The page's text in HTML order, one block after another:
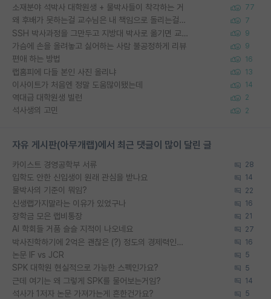
소재분야 석박사 대학원생 + 물박사들이 착각하는 거 77
왜 후배가 못하는걸 교수님은 내 책임으로 돌리는걸까요? 7
SSH 박사과정을 그만두고 지방대 박사로 옮기면 교수의 꿈은 끝일까요? 9
가슴에 손을 올려놓고 싫어하는 사람 불공정하게 리뷰 9
편애 하는 방법 16
랩홈피에 다들 본인 사진 올리냐 13
이사이트가 처음엔 정말 도움많이됐는데 14
역대급 대학원생 빌런 2
석사생의 고민 2
자유 게시판(아무개랩)에서 최근 댓글이 많이 달린 글
카이스트 경영공학부 서류 28
입학도 안한 신입생이 원래 관심을 받나요 14
물박사의 기준이 뭐임? 22
신생랩가지말라는 이유가 있었구나 16
장학금 모은 랩비통장 21
AI 학회들 거품 슬슬 지적이 나오네요 27
박사진학하기에 2억은 괜찮은 (?) 정도의 경제력인가요 16
논문 IF vs JCR 5
SPK 대학원 현실적으로 가능한 스펙인가요? 5
근데 여기는 왜 그렇게 SPK를 물어보는거임? 14
석사가 1저자 논문 가져가는게 흔한건가요? 5